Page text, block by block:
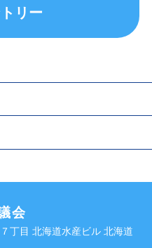
リー
会
丁目 北海道水産ビル 北海道